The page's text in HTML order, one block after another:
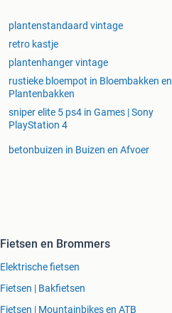
plantenstandaard vintage
retro kastje
plantenhanger vintage
rustieke bloempot in Bloembakken en
Plantenbakken
sniper elite 5 ps4 in Games | Sony
PlayStation 4
betonbuizen in Buizen en Afvoer
Fietsen en Brommers
Elektrische fietsen
Fietsen | Bakfietsen
Fietsen | Mountainbikes en ATB